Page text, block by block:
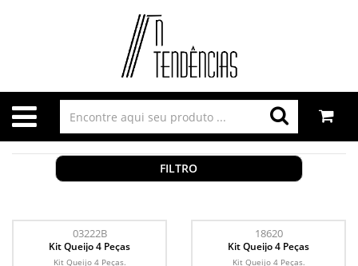
FILTRO
03222B
Kit Queijo 4 Peças
Kit Queijo 4 Peças.
18620
Kit Queijo 4 Peças
Kit Queijo 4 Peças.